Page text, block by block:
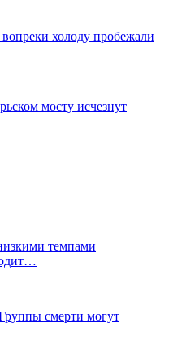
холоду пробежали
мосту исчезнут
темпами
смерти могут